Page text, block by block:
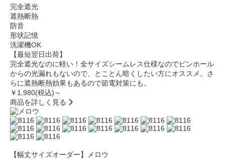
完全遮光
遮熱断熱
防音
形状記憶
洗濯機OK
【最短翌日出荷】
完全遮光なのに軽い！全サイズシームレス仕様なのでピンホール
からの光漏れもないので、とことん暗くしたい方にオススメ。さ
らに遮熱断熱効果もあるので節電対策にも。
￥1,980(税込)～
商品を詳しく見る
【幅丈サイズオーダー】メロウ